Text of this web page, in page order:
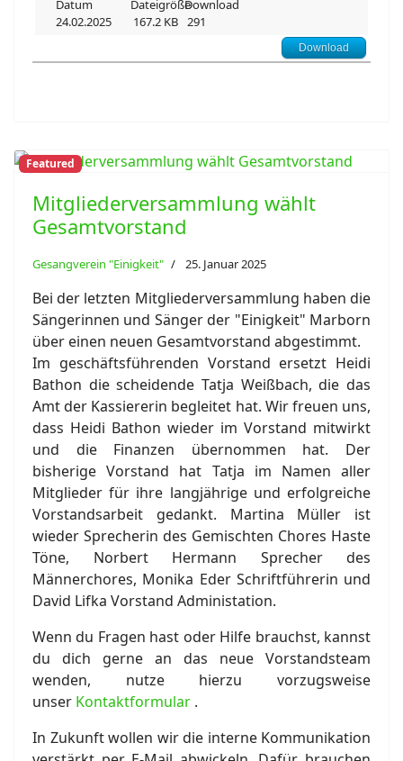
24.02.2025 167.2 KB 291
Download
Featured
Mitgliederversammlung wählt
Gesamtvorstand
Gesangverein "Einigkeit" 25. Januar 2025
Bei der letzten Mitgliederversammlung haben die
Sängerinnen und Sänger der "Einigkeit" Marborn
über einen neuen Gesamtvorstand abgestimmt.
Im geschäftsführenden Vorstand ersetzt Heidi
Bathon die scheidende Tatja Weißbach, die das
Amt der Kassiererin begleitet hat. Wir freuen uns,
dass Heidi Bathon wieder im Vorstand mitwirkt
und die Finanzen übernommen hat. Der
bisherige Vorstand hat Tatja im Namen aller
Mitglieder für ihre langjährige und erfolgreiche
Vorstandsarbeit gedankt. Martina Müller ist
wieder Sprecherin des Gemischten Chores Haste
Töne, Norbert Hermann Sprecher des
Männerchores, Monika Eder Schriftführerin und
David Lifka Vorstand Administation.
Wenn du Fragen hast oder Hilfe brauchst, kannst
du dich gerne an das neue Vorstandsteam
wenden, nutze hierzu vorzugsweise
unser Kontaktformular .
In Zukunft wollen wir die interne Kommunikation